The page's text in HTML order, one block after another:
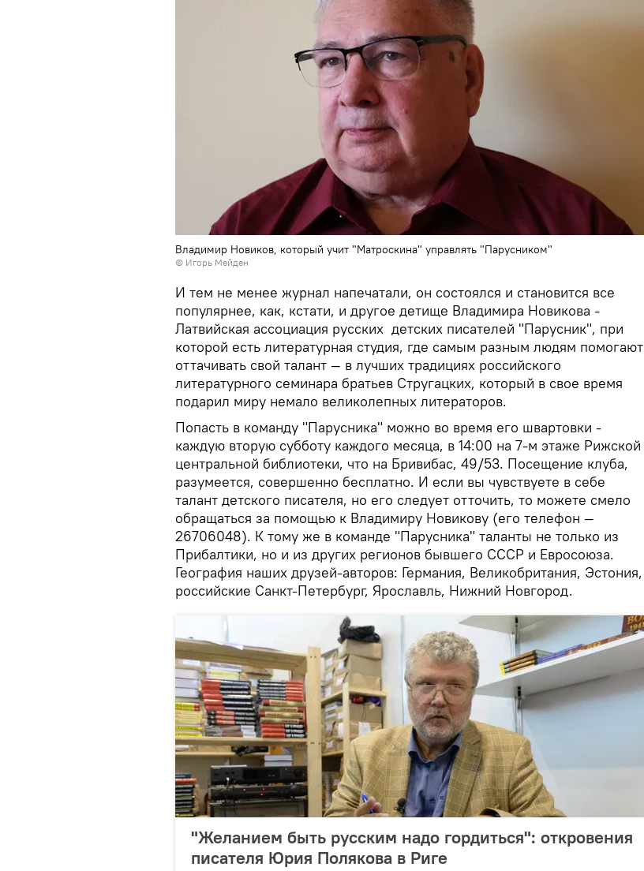
Владимир Новиков, который учит "Матроскина" управлять "Парусником"
© Игорь Мейден
И тем не менее журнал напечатали, он состоялся и становится все
популярнее, как, кстати, и другое детище Владимира Новикова -
Латвийская ассоциация русских детских писателей "Парусник", при
которой есть литературная студия, где самым разным людям помогают
оттачивать свой талант — в лучших традициях российского
литературного семинара братьев Стругацких, который в свое время
подарил миру немало великолепных литераторов.
Попасть в команду "Парусника" можно во время его швартовки -
каждую вторую субботу каждого месяца, в 14:00 на 7-м этаже Рижской
центральной библиотеки, что на Бривибас, 49/53. Посещение клуба,
разумеется, совершенно бесплатно. И если вы чувствуете в себе
талант детского писателя, но его следует отточить, то можете смело
обращаться за помощью к Владимиру Новикову (его телефон —
26706048). К тому же в команде "Парусника" таланты не только из
Прибалтики, но и из других регионов бывшего СССР и Евросоюза.
География наших друзей-авторов: Германия, Великобритания, Эстония,
российские Санкт-Петербург, Ярославль, Нижний Новгород.
"Желанием быть русским надо гордиться": откровения
писателя Юрия Полякова в Риге